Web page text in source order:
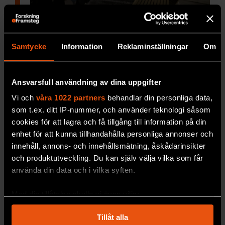
Samtycke Information Reklaminställningar Om
Ansvarsfull användning av dina uppgifter
Vi och våra 1022 partners behandlar din personliga data,
som t.ex. ditt IP-nummer, och använder teknologi såsom
cookies för att lagra och få tillgång till information på din
enhet för att kunna tillhandahålla personliga annonser och
innehåll, annons- och innehållsmätning, åskådarinsikter
och produktutveckling. Du kan själv välja vilka som får
använda din data och i vilka syften.
som kan ha en noggrannhet på upp till flera meter
Tillåt alla
Blir arbetsmiljön sämre när
kollegorna scrollar på rasten?
Att kollegor hellrescrollar på mobilen än
pratar med varandra tycks kunna försämra